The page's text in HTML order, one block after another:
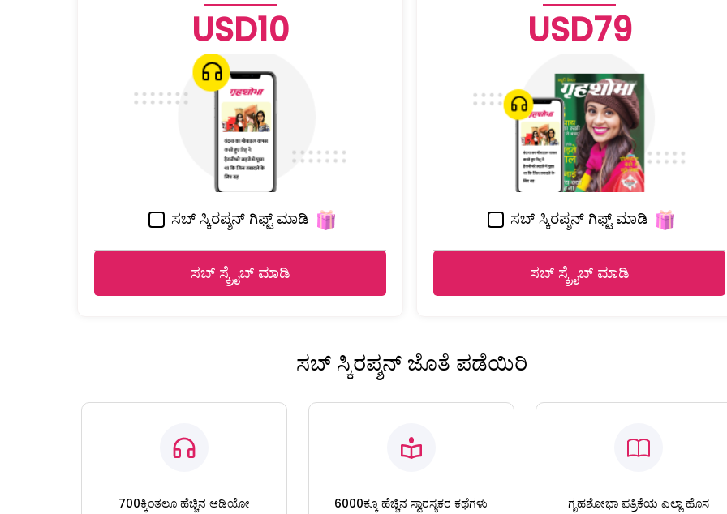
USD10
ಸಬ್ ಸ್ಕಿರಪ್ಶನ್ ಗಿಫ್ಟ್ ಮಾಡಿ
ಸಬ್ ಸ್ಕ್ರೈಬ್ ಮಾಡಿ
USD79
ಸಬ್ ಸ್ಕಿರಪ್ಶನ್ ಗಿಫ್ಟ್ ಮಾಡಿ
ಸಬ್ ಸ್ಕ್ರೈಬ್ ಮಾಡಿ
ಸಬ್ ಸ್ಕಿರಪ್ಶನ್ ಜೊತೆ ಪಡೆಯಿರಿ
700ಕ್ಕಿಂತಲೂ ಹೆಚ್ಚಿನ ಆಡಿಯೋ
6000ಕ್ಕೂ ಹೆಚ್ಚಿನ ಸ್ವಾರಸ್ಯಕರ ಕಥೆಗಳು
ಗೃಹಶೋಭಾ ಪತ್ರಿಕೆಯ ಎಲ್ಲಾ ಹೊಸ